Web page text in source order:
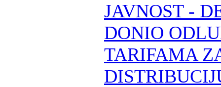
JAVNOST -
DONIO
TARIFAMA